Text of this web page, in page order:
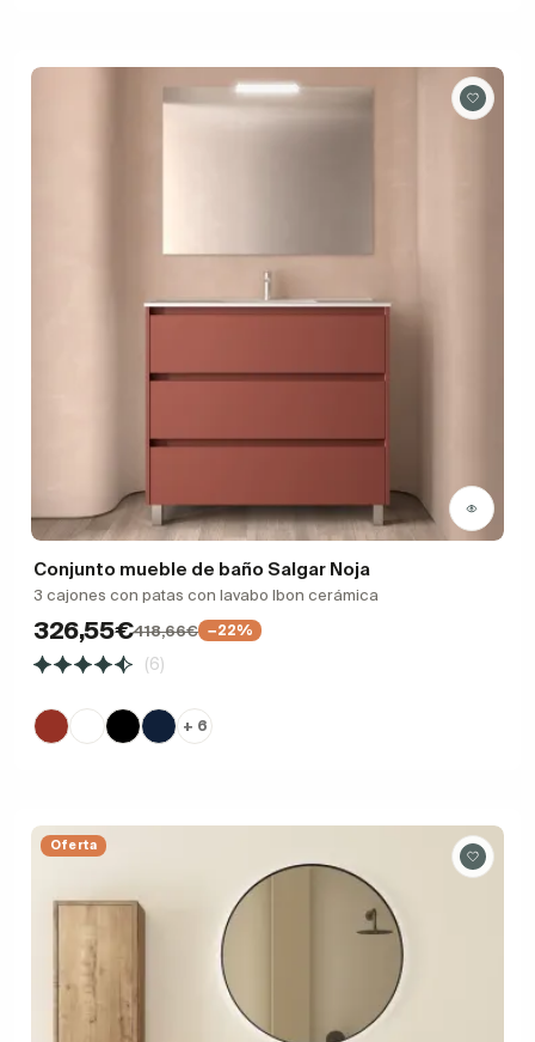
Conjunto mueble de baño Salgar Noja
3 cajones con patas con lavabo Ibon cerámica
326,55€418,66€ −22%
(6)
+ 6
Oferta